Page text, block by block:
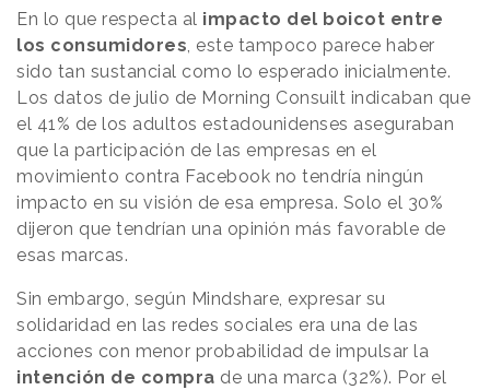
En lo que respecta al impacto del boicot entre
los consumidores, este tampoco parece haber
sido tan sustancial como lo esperado inicialmente.
Los datos de julio de Morning Consuilt indicaban que
el 41% de los adultos estadounidenses aseguraban
que la participación de las empresas en el
movimiento contra Facebook no tendría ningún
impacto en su visión de esa empresa. Solo el 30%
dijeron que tendrían una opinión más favorable de
esas marcas.
Sin embargo, según Mindshare, expresar su
solidaridad en las redes sociales era una de las
acciones con menor probabilidad de impulsar la
intención de compra de una marca (32%). Por el